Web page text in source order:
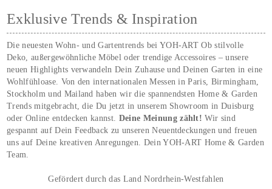
Exklusive Trends & Inspiration
Die neuesten Wohn- und Gartentrends bei YOH‑ART Ob stilvolle
Deko, außergewöhnliche Möbel oder trendige Accessoires – unsere
neuen Highlights verwandeln Dein Zuhause und Deinen Garten in eine
Wohlfühloase. Von den internationalen Messen in Paris, Birmingham,
Stockholm und Mailand haben wir die spannendsten Home & Garden
Trends mitgebracht, die Du jetzt in unserem Showroom in Duisburg
oder Online entdecken kannst. Deine Meinung zählt!Wir sind
gespannt auf Dein Feedback zu unseren Neuentdeckungen und freuen
uns auf Deine kreativen Anregungen. Dein YOH‑ART Home & Garden
Team.
Gefördert durch das Land Nordrhein-Westfahlen